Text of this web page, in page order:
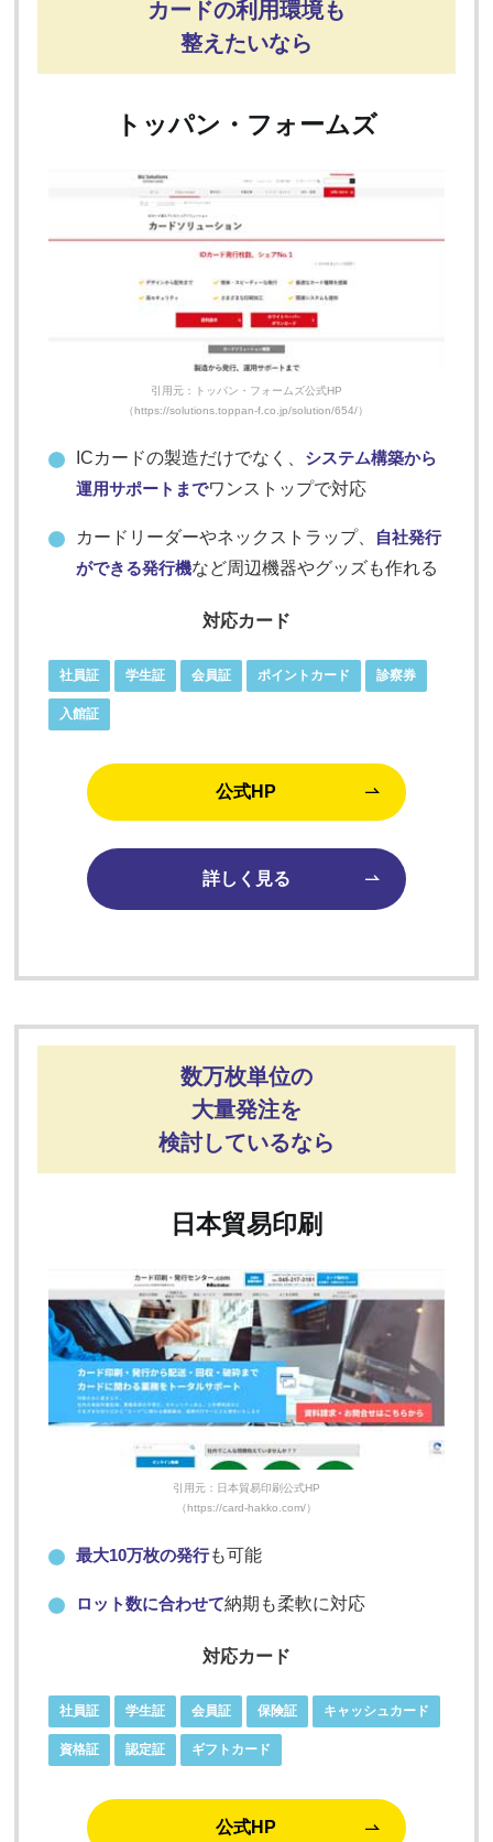
カードの利用環境も
整えたいなら
トッパン・フォームズ
引用元：トッパン・フォームズ公式HP
（https://solutions.toppan-f.co.jp/solution/654/）
ICカードの製造だけでなく、 システム構築から
運用サポートまでワンストップで対応
カードリーダーやネックストラップ、 自社発行
ができる発行機など周辺機器やグッズも作れる
対応カード
社員証 学生証 会員証 ポイントカード 診察券
入館証
公式HP
詳しく見る
数万枚単位の
大量発注を
検討しているなら
日本貿易印刷
引用元：日本貿易印刷公式HP
（https://card-hakko.com/）
最大10万枚の発行も可能
ロット数に合わせて納期も柔軟に対応
対応カード
社員証 学生証 会員証 保険証 キャッシュカード
資格証 認定証 ギフトカード
公式HP